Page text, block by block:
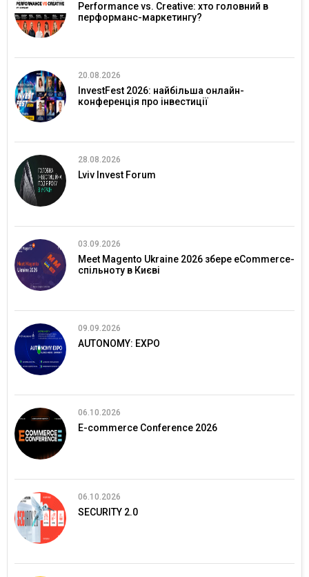
Performance vs. Creative: хто головний в
перформанс-маркетингу?
20.08.2026
InvestFest 2026: найбільша онлайн-
конференція про інвестиції
28.08.2026
Lviv Invest Forum
03.09.2026
Meet Magento Ukraine 2026 збере eCommerce-
спільноту в Києві
09.09.2026
AUTONOMY: EXPO
06.10.2026
E-commerce Conference 2026
06.10.2026
SECURITY 2.0